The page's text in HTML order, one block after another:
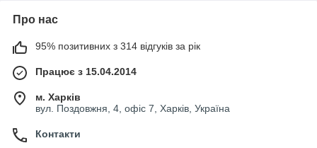
Про нас
95% позитивних з 314 відгуків за рік
Працює з 15.04.2014
м. Харків
вул. Поздовжня, 4, офіс 7, Харків, Україна
Контакти